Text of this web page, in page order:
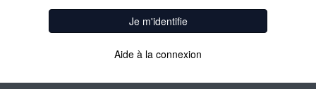
Je m'identifie
Aide à la connexion